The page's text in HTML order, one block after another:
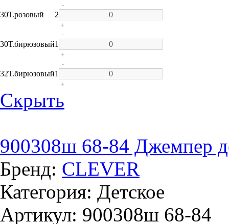
30Т.розовый 2
-
+
30Т.бирюзовый1
-
+
32Т.бирюзовый1
-
+
Скрыть
900308ш 68-84 Джемпер
Бренд: CLEVER
Категория: Детское
Артикул: 900308ш 68-84